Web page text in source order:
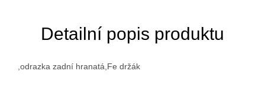
Detailní popis produktu
,odrazka zadní hranatá,Fe držák